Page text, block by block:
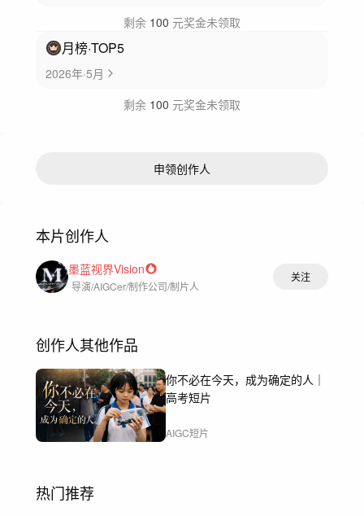
剩余 100 元奖金未领取
月榜·TOP5
2026年·5月
剩余 100 元奖金未领取
申领创作人
本片创作人
墨蓝视界Vision
导演/AIGCer/制作公司/制片人
关注
创作人其他作品
你不必在今天，成为确定的人｜
高考短片
AIGC短片
热门推荐